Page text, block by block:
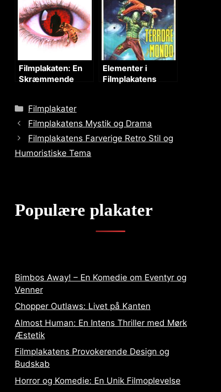
Filmplakaten: En
Skræmmende
Overvågning
Elementer i
Filmplakatens
Categories
Filmplakater
Filmplakatens Mystik og Drama
Filmplakatens Farverige Retro Stil og
Humoristiske Tema
Populære plakater
Bimbos Away! – En Komedie om Eventyr og
Venner
Chopper Outlaws: Livet på Kanten
Almost Human: En Intens Thriller med Mørk
Æstetik
Filmplakatens Provokerende Design og
Budskab
Horror og Komedie: En Unik Filmoplevelse